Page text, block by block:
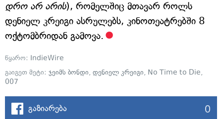
დრო არ არის), რომელშიც მთავარ როლს
დენიელ კრეიგი ასრულებს, კინოთეატრებში 8
ოქტომბრიდან გამოვა.
წყარო: IndieWire
გაიგეთ მეტი: ჯეიმს ბონდი, დენიელ კრეიგი, No Time to Die,
007
გაზიარება 0